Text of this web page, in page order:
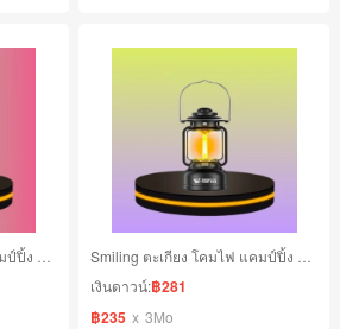
เงินดาวน์:฿281
฿235 x 3Mo